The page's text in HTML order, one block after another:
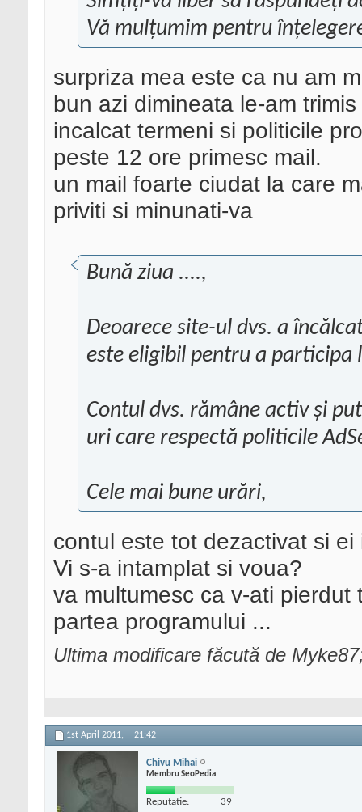
Vă mulțumim pentru
surpriza mea este ca nu am
bun azi dimineata le-am
incalcat termeni si politicile
peste 12 ore primesc mail.
un mail foarte ciudat la care
priviti si minunati-va
Bună ziua ....,
Deoarece site-ul dvs. a
este eligibil pentru a participa
Contul dvs. rămâne activ și
uri care respectă politicile
Cele mai bune urări,
contul este tot dezactivat si
Vi s-a intamplat si voua?
va multumesc ca v-ati
partea programului ...
Ultima modificare făcută de
1st April 2011, 21:42
Chivu Mihai
Membru SeoPedia
Reputatie: 39